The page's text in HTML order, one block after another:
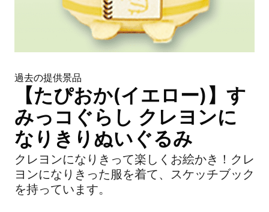
過去の提供景品
【たぴおか(イエロー)】す
みっコぐらし クレヨンに
なりきりぬいぐるみ
クレヨンになりきって楽しくお絵かき！クレ
ヨンになりきった服を着て、スケッチブック
を持っています。